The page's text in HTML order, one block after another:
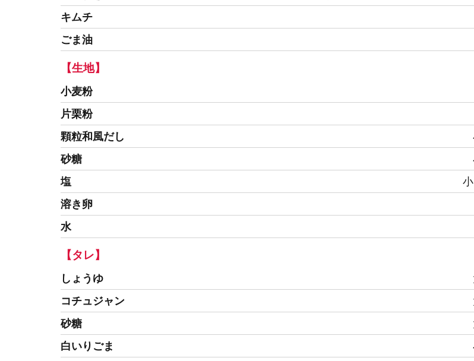
キムチ
ごま油
【生地】
小麦粉
片栗粉
顆粒和風だし
砂糖
塩
溶き卵
水
【タレ】
しょうゆ
コチュジャン
砂糖
白いりごま